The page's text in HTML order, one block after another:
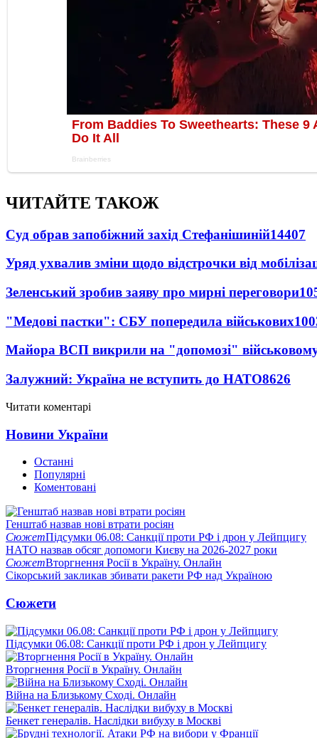
ЧИТАЙТЕ ТАКОЖ
Суд обрав запобіжний захід Стефанішиній14407
Уряд ухвалив зміни щодо відстрочки від
Зеленський зробив заяву про мирні переговори
"Медові пастки": СБУ попередила військових
Майора ВСП викрили на "допомозі"
Залужний: Україна не вступить до НАТО8626
Читати коментарі
Новини України
Останні
Популярні
Коментовані
Генштаб назвав нові втрати росіян
СюжетПідсумки 06.08: Санкції проти РФ і дрон у Лейпцигу
НАТО назвав обсяг допомоги Києву на 2026-2027 роки
СюжетВторгнення Росії в Україну. Онлайн
Сікорський закликав збивати ракети РФ над Україною
Сюжети
Підсумки 06.08: Санкції проти РФ і дрон у Лейпцигу
Вторгнення Росії в Україну. Онлайн
Війна на Близькому Сході. Онлайн
Бенкет генералів. Наслідки вибуху в Москві